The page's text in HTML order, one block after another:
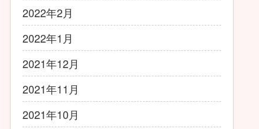
2022年2月
2022年1月
2021年12月
2021年11月
2021年10月